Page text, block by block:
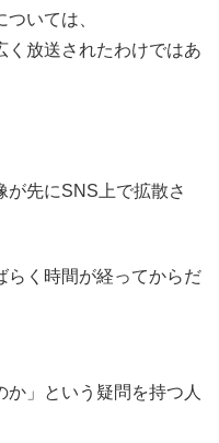
いては、
く放送されたわけではあ
が先にSNS上で拡散さ
らく時間が経ってからだ
か」という疑問を持つ人